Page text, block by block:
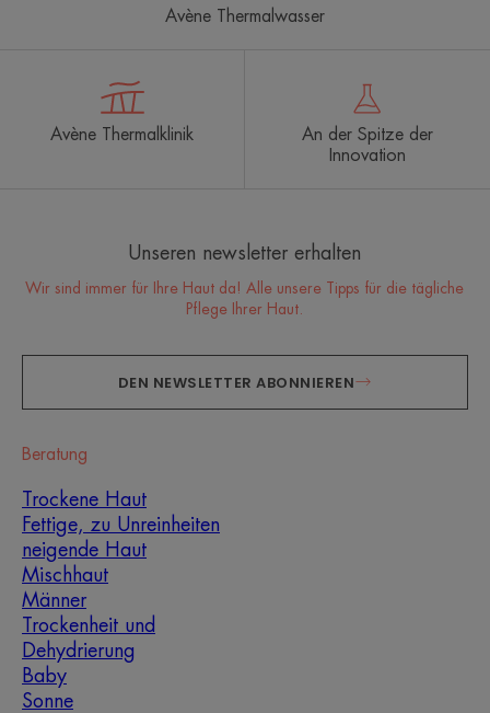
Avène Thermalwasser
Avène Thermalklinik
An der Spitze der
Innovation
Unseren newsletter erhalten
Wir sind immer für Ihre Haut da! Alle unsere Tipps für die tägliche
Pflege Ihrer Haut.
DEN NEWSLETTER ABONNIEREN
Beratung
Trockene Haut
Fettige, zu Unreinheiten
neigende Haut
Mischhaut
Männer
Trockenheit und
Dehydrierung
Baby
Sonne